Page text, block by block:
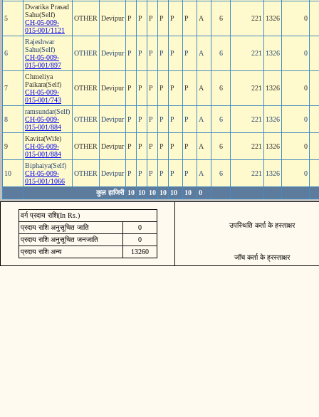
5
Dwarika Prasad
Sahu(Self)
CH-05-009-
015-001/1121
OTHER Devipur P P P P P P A 6 221 1326 0
6
Rajeshwar
Sahu(Self)
CH-05-009-
015-001/897
OTHER Devipur P P P P P P A 6 221 1326 0
7
Chmeliya
Paikara(Self)
CH-05-009-
015-001/743
OTHER Devipur P P P P P P A 6 221 1326 0
8
ramsundar(Self)
CH-05-009-
015-001/884
OTHER Devipur P P P P P P A 6 221 1326 0
9
Kavita(Wife)
CH-05-009-
015-001/884
OTHER Devipur P P P P P P A 6 221 1326 0
10
Biphaiya(Self)
CH-05-009-
015-001/1066
OTHER Devipur P P P P P P A 6 221 1326 0
कुल हाजिरी 10 10 10 10 10 10 0
वर्ग प्रदाय राशि(In Rs.)
प्रदाय राशि अनुसूचित जाति
0
प्रदाय राशि अनुसूचित जनजाति
0
प्रदाय राशि अन्य
13260
उपस्थिति कर्ता के हस्ताक्षर
जॉच कर्ता के ह्रस्ताक्षर